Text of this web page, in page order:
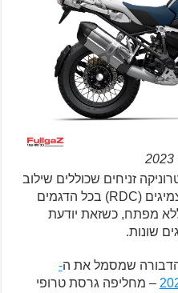
זניחים שכוללים שילוב
של מערכת ניטור לחץ האוויר בצמיגים (RDC) בכל הדגמים
מפתח, כשזאת יודעת
שונות.
שמסמל את ה-
– מחליפה גרסת טרופי